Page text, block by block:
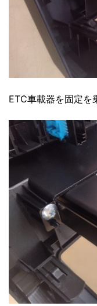
ETC車載器を固定を